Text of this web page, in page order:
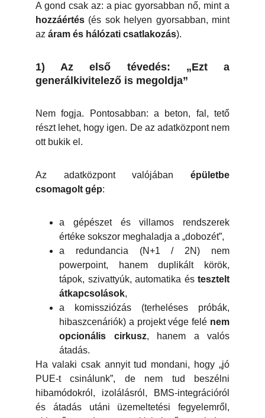
A gond csak az: a piac gyorsabban nő, mint a
hozzáértés (és sok helyen gyorsabban, mint
az áram és hálózati csatlakozás).
1) Az első tévedés: „Ezt a
generálkivitelező is megoldja”
Nem fogja. Pontosabban: a beton, fal, tető
részt lehet, hogy igen. De az adatközpont nem
ott bukik el.
Az adatközpont valójában épületbe
csomagolt gép:
a gépészet és villamos rendszerek
értéke sokszor meghaladja a „dobozét”,
a redundancia (N+1 / 2N) nem
powerpoint, hanem duplikált körök,
tápok, szivattyúk, automatika és tesztelt
átkapcsolások,
a komissziózás (terheléses próbák,
hibaszcenáriók) a projekt vége felé nem
opcionális cirkusz, hanem a valós
átadás.
Ha valaki csak annyit tud mondani, hogy „jó
PUE-t csinálunk”, de nem tud beszélni
hibamódokról, izolálásról, BMS-integrációról
és átadás utáni üzemeltetési fegyelemről,